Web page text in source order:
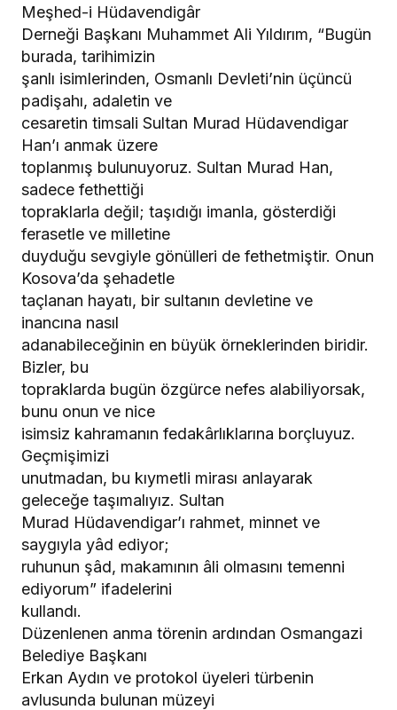
Meşhed-i Hüdavendigâr
Derneği Başkanı Muhammet Ali Yıldırım, “Bugün
burada, tarihimizin
şanlı isimlerinden, Osmanlı Devleti’nin üçüncü
padişahı, adaletin ve
cesaretin timsali Sultan Murad Hüdavendigar
Han’ı anmak üzere
toplanmış bulunuyoruz. Sultan Murad Han,
sadece fethettiği
topraklarla değil; taşıdığı imanla, gösterdiği
ferasetle ve milletine
duyduğu sevgiyle gönülleri de fethetmiştir. Onun
Kosova’da şehadetle
taçlanan hayatı, bir sultanın devletine ve
inancına nasıl
adanabileceğinin en büyük örneklerinden biridir.
Bizler, bu
topraklarda bugün özgürce nefes alabiliyorsak,
bunu onun ve nice
isimsiz kahramanın fedakârlıklarına borçluyuz.
Geçmişimizi
unutmadan, bu kıymetli mirası anlayarak
geleceğe taşımalıyız. Sultan
Murad Hüdavendigar’ı rahmet, minnet ve
saygıyla yâd ediyor;
ruhunun şâd, makamının âli olmasını temenni
ediyorum” ifadelerini
kullandı.
Düzenlenen anma törenin ardından Osmangazi
Belediye Başkanı
Erkan Aydın ve protokol üyeleri türbenin
avlusunda bulunan müzeyi